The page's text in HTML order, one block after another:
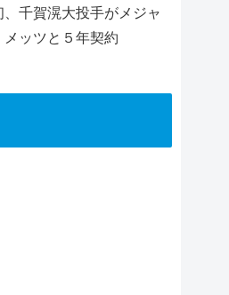
千賀滉大投手がメジャ
ッツと５年契約